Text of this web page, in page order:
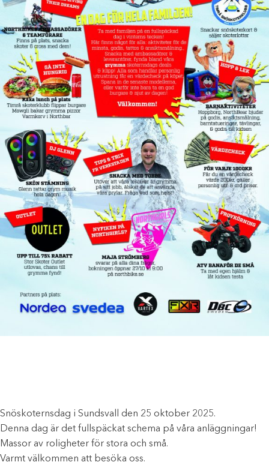
Snöskoternsdag i Sundsvall den 25 oktober 2025.
Denna dag är det fullspäckat schema på våra anläggningar!
Massor av roligheter för stora och små.
Varmt välkommen att besöka oss.